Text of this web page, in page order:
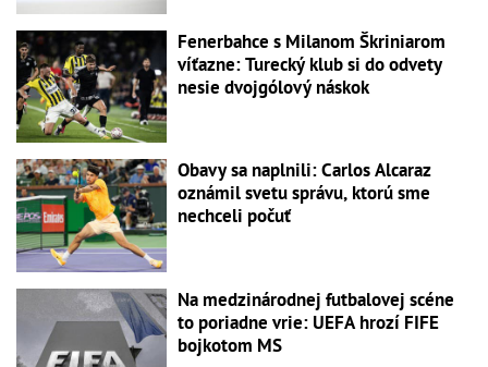
Fenerbahce s Milanom Škriniarom
víťazne: Turecký klub si do odvety
nesie dvojgólový náskok
Obavy sa naplnili: Carlos Alcaraz
oznámil svetu správu, ktorú sme
nechceli počuť
Na medzinárodnej futbalovej scéne
to poriadne vrie: UEFA hrozí FIFE
bojkotom MS